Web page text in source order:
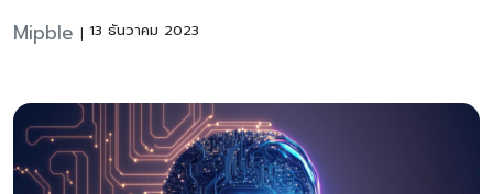
Mipble 13 ธันวาคม 2023